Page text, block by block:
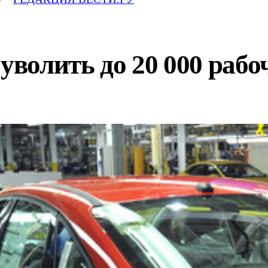
до 20 000